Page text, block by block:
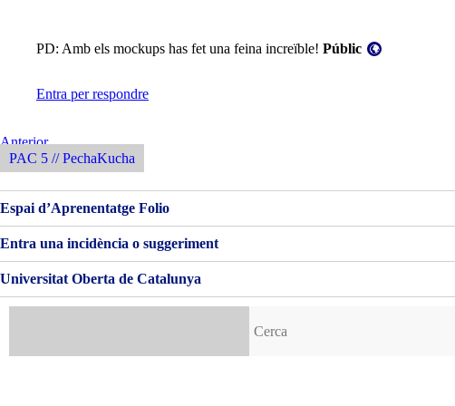
PD: Amb els mockups has fet una feina increïble! Públic
Entra per respondre
Navegació
d'entrades
Entrada
Anterior
Anterior
PAC 5 // PechaKucha
Espai d’Aprenentatge Folio
Entra una incidència o suggeriment
Universitat Oberta de Catalunya